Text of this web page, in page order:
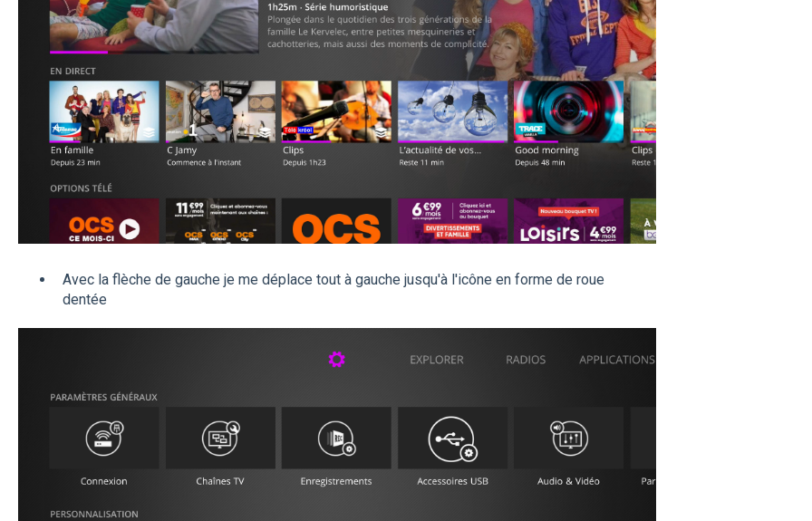
Avec la flèche de gauche je me déplace tout à gauche jusqu'à l'icône en forme de roue
dentée